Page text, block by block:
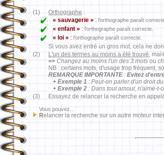
(1) Orthographe :
« sauvagerie » : l'orthographe paraît
« enfant » : l'orthographe paraît correcte.
« loi » : l'orthographe paraît correcte.
Si vous avez entré un gros mot, cela ne
(2)
L'un des termes au moins a été trouvé,
=> Changez au moins l'un des 3 mots ou
NB : certains mots, d'usage trop fréquent,
REMARQUE IMPORTANTE: Evitez
+ Exemple 1 : Peut-on parler d'un droit
+ Exemple 2: Dans tout amour, n'aime-t-
(3)
Essayez de relancer la recherche en
Vous pouvez...
Relancer la recherche sur un autre moteur